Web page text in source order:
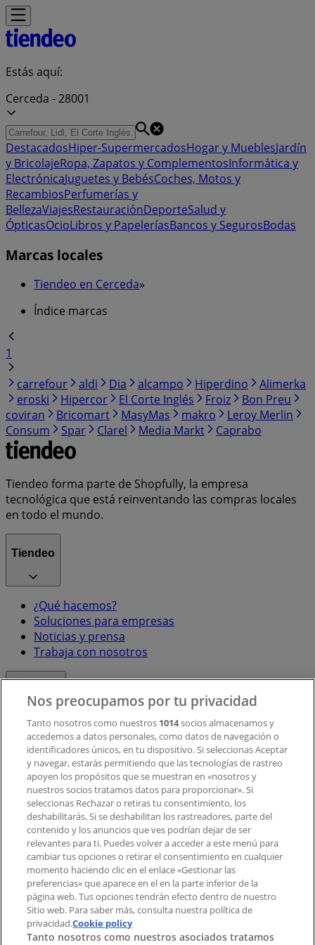
Estás aquí:
Cerceda - 28001
DestacadosHiper-SupermercadosHogar y MueblesJardín
y BricolajeRopa, Zapatos y ComplementosInformática y
ElectrónicaJuguetes y BebésCoches, Motos y
RecambiosPerfumerías y
BellezaViajesRestauraciónDeporteSalud y
ÓpticasOcioLibros y PapeleríasBancos y SegurosBodas
Marcas locales
Tiendeo en Cerceda»
Índice marcas
1
carrefour
aldi Dia alcampo Hiperdino
Alimerka
eroski
Hipercor El Corte Inglés Froiz
Bon Preu
coviran
Bricomart MasyMas makro
Leroy Merlin
Consum
Spar Clarel Media Markt Caprabo
Tiendeo forma parte de Shopfully, la empresa
tecnológica que está reinventando las compras locales
en todo el mundo.
Tiendeo
¿Qué hacemos?
Soluciones para empresas
Noticias y prensa
Trabaja con nosotros
Contacto comercial y de marketing
Tienda mal colocada en el mapa
Notificar un folleto
¿Encontraste un problema en la web o en la
aplicación?
Índices
Marcas
Marcas locales
Negocios
Negocios cercanos
Nos preocupamos por tu privacidad
Tanto nosotros como nuestros 1014socios almacenamos y
accedemos a datos personales, como datos de navegación o
identificadores únicos, en tu dispositivo. Si seleccionas Aceptar
y navegar, estarás permitiendo que las tecnologías de rastreo
apoyen los propósitos que se muestran en «nosotros y
nuestros socios tratamos datos para proporcionar». Si
seleccionas Rechazar o retiras tu consentimiento, los
deshabilitarás. Si se deshabilitan los rastreadores, parte del
contenido y los anuncios que ves podrían dejar de ser
relevantes para ti. Puedes volver a acceder a este menú para
cambiar tus opciones o retirar el consentimiento en cualquier
momento haciendo clic en el enlace «Gestionar las
preferencias» que aparece en el en la parte inferior de la
página web. Tus opciones tendrán efecto dentro de nuestro
Sitio web. Para saber más, consulta nuestra política de
privacidad.Cookie policy
Tanto nosotros como nuestros asociados tratamos